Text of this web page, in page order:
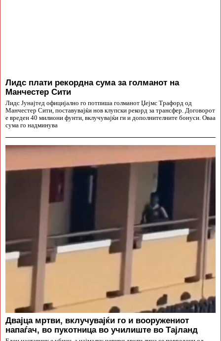
Лидс плати рекордна сума за голманот на
Манчестер Сити
Лидс Јунајтед официјално го потпиша голманот Џејмс Трафорд од
Манчестер Сити, поставувајќи нов клупски рекорд за трансфер. Договорот
е вреден 40 милиони фунти, вклучувајќи ги и дополнителните бонуси. Оваа
сума го надминува
Двајца мртви, вклучувајќи го и вооружениот
напаѓач, во пукотница во училиште во Тајланд